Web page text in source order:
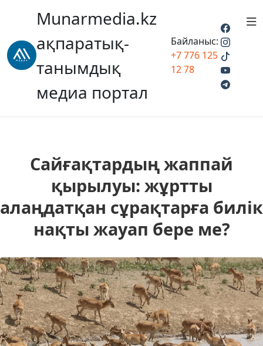
Munarmedia.kz
ақпаратық-
танымдық
медиа портал
Байланыс:
+7 776 125
12 78
Сайғақтардың жаппай
қырылуы: жұртты
алаңдатқан сұрақтарға билік
нақты жауап бере ме?